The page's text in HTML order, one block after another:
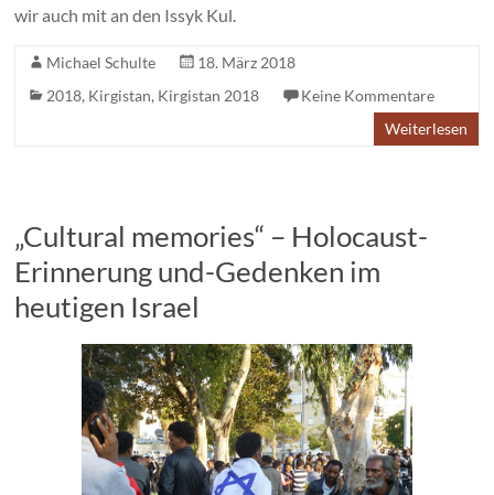
wir auch mit an den Issyk Kul.
Michael Schulte
18. März 2018
2018, Kirgistan, Kirgistan 2018
Keine Kommentare
Weiterlesen
„Cultural memories“ – Holocaust-
Erinnerung und-Gedenken im
heutigen Israel